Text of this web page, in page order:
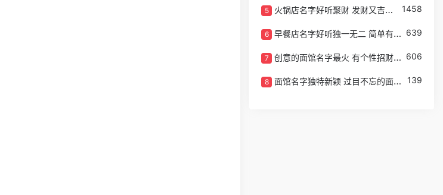
5 火锅店名字好听聚财 发财又吉祥的火锅店名 1458
6 早餐店名字好听独一无二 简单有创意的早餐店取名 639
7 创意的面馆名字最火 有个性招财的面馆取名 606
8 面馆名字独特新颖 过目不忘的面馆取名 139